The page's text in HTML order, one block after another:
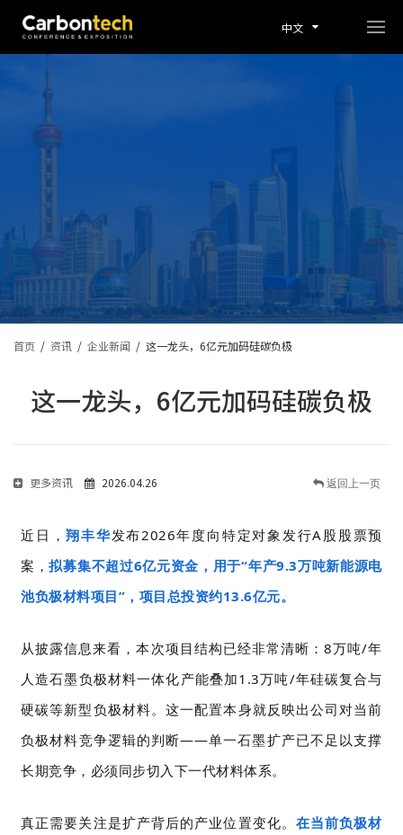
中文
首页 / 资讯 / 企业新闻 / 这一龙头，6亿元加码硅碳负极
这一龙头，6亿元加码硅碳负极
更多资讯 2026.04.26 返回上一页
近日，翔丰华发布2026年度向特定对象发行A股股票预
案，拟募集不超过6亿元资金，用于“年产9.3万吨新能源电
池负极材料项目”，项目总投资约13.6亿元。
从披露信息来看，本次项目结构已经非常清晰：8万吨/年
人造石墨负极材料一体化产能叠加1.3万吨/年硅碳复合与
硬碳等新型负极材料。这一配置本身就反映出公司对当前
负极材料竞争逻辑的判断——单一石墨扩产已不足以支撑
长期竞争，必须同步切入下一代材料体系。
真正需要关注是扩产背后的产业位置变化。 在当前负极材